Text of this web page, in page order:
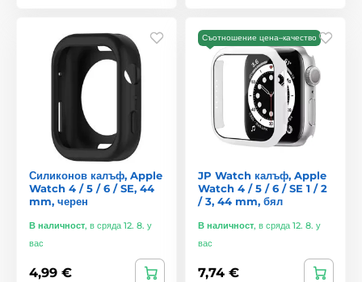
Силиконов калъф, Apple
Watch 4 / 5 / 6 / SE, 44
mm, черен
В наличност, в сряда 12. 8. у
вас
4,99 €
Съотношение цена–качество
JP Watch калъф, Apple
Watch 4 / 5 / 6 / SE 1 / 2
/ 3, 44 mm, бял
В наличност, в сряда 12. 8. у
вас
7,74 €